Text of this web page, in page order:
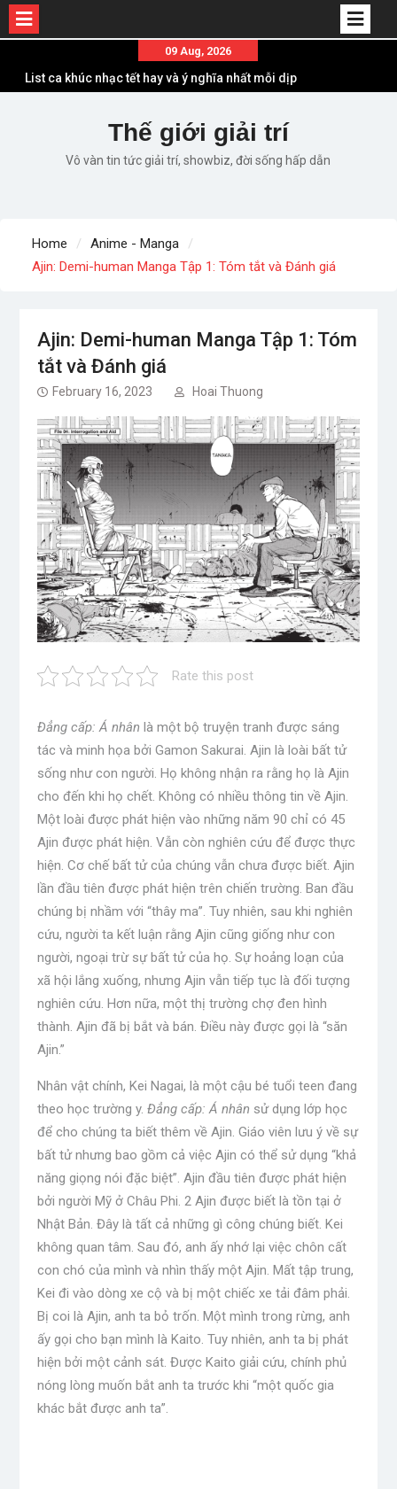
content
09 Aug, 2026
List ca khúc nhạc tết hay và ý nghĩa nhất mỗi dịp
xuân về
“ngoạn mục” với triệu view
Những ca khúc nhạc xuân “sặc mùi” quảng cáo
nhưng vẫn ấn tượng
TP – Full lyrics bản chuẩn
Thế giới giải trí
Vô vàn tin tức giải trí, showbiz, đời sống hấp dẫn
Home
Anime - Manga
Ajin: Demi-human Manga Tập 1: Tóm tắt và Đánh giá
Ajin: Demi-human Manga Tập 1: Tóm
tắt và Đánh giá
February 16, 2023 Hoai Thuong
Rate this post
Đẳng cấp: Á nhân là một bộ truyện tranh được sáng
tác và minh họa bởi Gamon Sakurai. Ajin là loài bất tử
sống như con người. Họ không nhận ra rằng họ là Ajin
cho đến khi họ chết. Không có nhiều thông tin về Ajin.
Một loài được phát hiện vào những năm 90 chỉ có 45
Ajin được phát hiện. Vẫn còn nghiên cứu để được thực
hiện. Cơ chế bất tử của chúng vẫn chưa được biết. Ajin
lần đầu tiên được phát hiện trên chiến trường. Ban đầu
chúng bị nhầm với “thây ma”. Tuy nhiên, sau khi nghiên
cứu, người ta kết luận rằng Ajin cũng giống như con
người, ngoại trừ sự bất tử của họ. Sự hoảng loạn của
xã hội lắng xuống, nhưng Ajin vẫn tiếp tục là đối tượng
nghiên cứu. Hơn nữa, một thị trường chợ đen hình
thành. Ajin đã bị bắt và bán. Điều này được gọi là “săn
Ajin.”
Nhân vật chính, Kei Nagai, là một cậu bé tuổi teen đang
theo học trường y. Đẳng cấp: Á nhân sử dụng lớp học
để cho chúng ta biết thêm về Ajin. Giáo viên lưu ý về sự
bất tử nhưng bao gồm cả việc Ajin có thể sử dụng “khả
năng giọng nói đặc biệt”. Ajin đầu tiên được phát hiện
bởi người Mỹ ở Châu Phi. 2 Ajin được biết là tồn tại ở
Nhật Bản. Đây là tất cả những gì công chúng biết. Kei
không quan tâm. Sau đó, anh ấy nhớ lại việc chôn cất
con chó của mình và nhìn thấy một Ajin. Mất tập trung,
Kei đi vào dòng xe cộ và bị một chiếc xe tải đâm phải.
Bị coi là Ajin, anh ta bỏ trốn. Một mình trong rừng, anh
ấy gọi cho bạn mình là Kaito. Tuy nhiên, anh ta bị phát
hiện bởi một cảnh sát. Được Kaito giải cứu, chính phủ
nóng lòng muốn bắt anh ta trước khi “một quốc gia
khác bắt được anh ta”.